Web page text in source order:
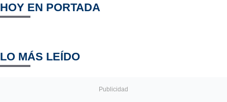
HOY EN PORTADA
LO MÁS LEÍDO